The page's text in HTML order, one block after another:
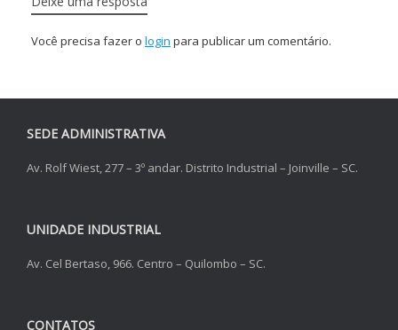
Você precisa fazer o login para publicar um comentário.
SEDE ADMINISTRATIVA
Av. Rolf Wiest, 277 – 3º andar. Distrito Industrial – Joinville – SC.
UNIDADE INDUSTRIAL
Av. Cel Bertaso, 966. Centro – Quilombo – SC.
CONTATOS